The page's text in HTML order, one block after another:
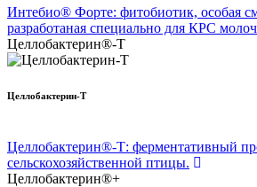
Интебио® Форте: фитобиотик, особая
разработаная специально для КРС
Целлобактерин®-Т
Целлобактерин-Т
Целлобактерин®-Т: ферментативный
сельскохозяйственной птицы.
Целлобактерин®+